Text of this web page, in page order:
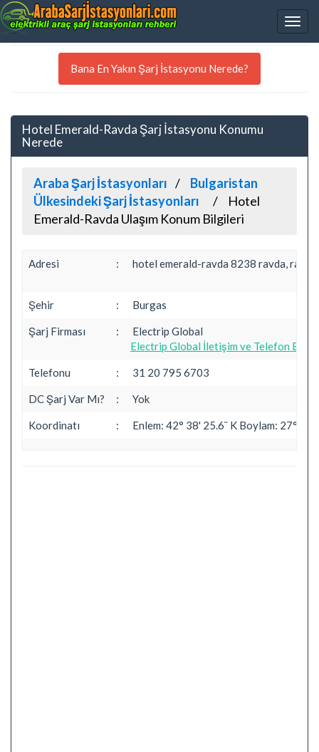
Bana En Yakın Şarj İstasyonu Nerede?
Hotel Emerald-Ravda Şarj İstasyonu Konumu
Nerede
Araba Şarj İstasyonları
Bulgaristan
Ülkesindeki Şarj İstasyonları
Hotel
Emerald-Ravda Ulaşım Konum Bilgileri
Adresi : hotel emerald-ravda 8238 ravda,
Şehir : Burgas
Şarj Firması :
Electrip Global
Electrip Global İletişim ve Telefon
Telefonu : 31 20 795 6703
DC Şarj Var Mı? : Yok
Koordinatı : Enlem: 42° 38' 25.6¨ K Boylam: 27° 40'